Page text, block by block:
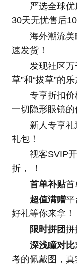
严选全球优
30天无忧售后
海外潮流美
速发货！
发现社区万
草”和“拔草”的乐
专享折扣
一切隐形眼镜的
新人专享
礼包！
视客SVIP
折， ！
首单补贴首
超值满赠平
好礼等你来拿！
限时拼团拼
深浅瞳对比
考的佩戴图，真